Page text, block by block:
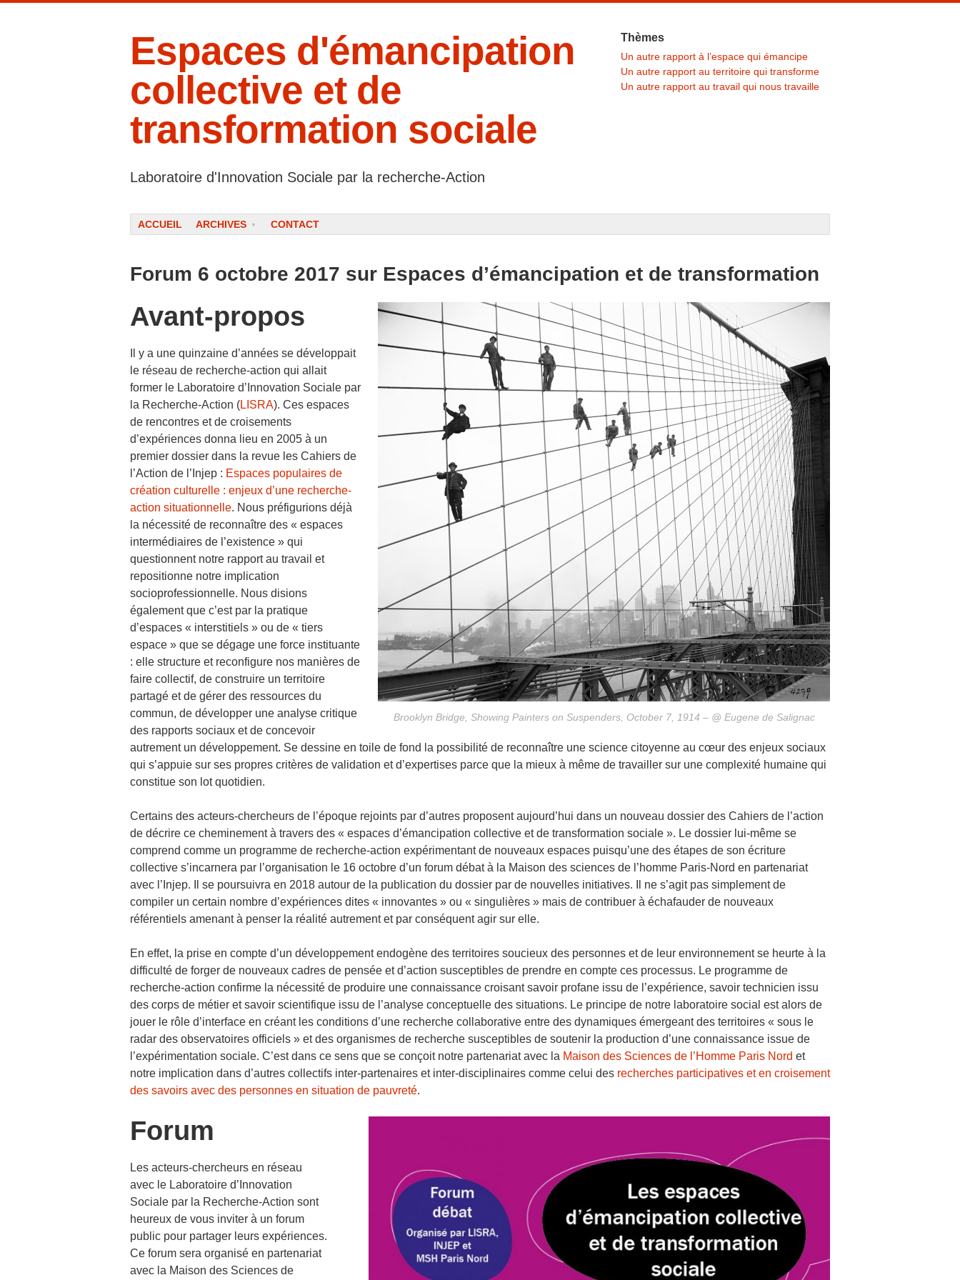
Espaces d'émancipation
collective et de
transformation sociale
Laboratoire d'Innovation Sociale par la recherche-Action
Thèmes
Un autre rapport à l’espace qui émancipe
Un autre rapport au territoire qui transforme
Un autre rapport au travail qui nous travaille
Menu
ALLER AU CONTENU
ACCUEIL ARCHIVES CONTACT
Forum 6 octobre 2017 sur Espaces d’émancipation et de transformation
Brooklyn Bridge, Showing Painters on Suspenders, October 7, 1914 – @ Eugene de Salignac
Avant-propos
Il y a une quinzaine d’années se développait
le réseau de recherche-action qui allait
former le Laboratoire d’Innovation Sociale par
la Recherche-Action (LISRA). Ces espaces
de rencontres et de croisements
d’expériences donna lieu en 2005 à un
premier dossier dans la revue les Cahiers de
l’Action de l’Injep : Espaces populaires de
création culturelle : enjeux d’une recherche-
action situationnelle. Nous préfigurions déjà
la nécessité de reconnaître des « espaces
intermédiaires de l’existence » qui
questionnent notre rapport au travail et
repositionne notre implication
socioprofessionnelle. Nous disions
également que c’est par la pratique
d’espaces « interstitiels » ou de « tiers
espace » que se dégage une force instituante
: elle structure et reconfigure nos manières de
faire collectif, de construire un territoire
partagé et de gérer des ressources du
commun, de développer une analyse critique
des rapports sociaux et de concevoir
autrement un développement. Se dessine en toile de fond la possibilité de reconnaître une science citoyenne au cœur des enjeux sociaux
qui s’appuie sur ses propres critères de validation et d’expertises parce que la mieux à même de travailler sur une complexité humaine qui
constitue son lot quotidien.
Certains des acteurs-chercheurs de l’époque rejoints par d’autres proposent aujourd’hui dans un nouveau dossier des Cahiers de l’action
de décrire ce cheminement à travers des « espaces d’émancipation collective et de transformation sociale ». Le dossier lui-même se
comprend comme un programme de recherche-action expérimentant de nouveaux espaces puisqu’une des étapes de son écriture
collective s’incarnera par l’organisation le 16 octobre d’un forum débat à la Maison des sciences de l’homme Paris-Nord en partenariat
avec l’Injep. Il se poursuivra en 2018 autour de la publication du dossier par de nouvelles initiatives. Il ne s’agit pas simplement de
compiler un certain nombre d’expériences dites « innovantes » ou « singulières » mais de contribuer à échafauder de nouveaux
référentiels amenant à penser la réalité autrement et par conséquent agir sur elle.
En effet, la prise en compte d’un développement endogène des territoires soucieux des personnes et de leur environnement se heurte à la
difficulté de forger de nouveaux cadres de pensée et d’action susceptibles de prendre en compte ces processus. Le programme de
recherche-action confirme la nécessité de produire une connaissance croisant savoir profane issu de l’expérience, savoir technicien issu
des corps de métier et savoir scientifique issu de l’analyse conceptuelle des situations. Le principe de notre laboratoire social est alors de
jouer le rôle d’interface en créant les conditions d’une recherche collaborative entre des dynamiques émergeant des territoires « sous le
radar des observatoires officiels » et des organismes de recherche susceptibles de soutenir la production d’une connaissance issue de
l’expérimentation sociale. C’est dans ce sens que se conçoit notre partenariat avec la Maison des Sciences de l’Homme Paris Nord et
notre implication dans d’autres collectifs inter-partenaires et inter-disciplinaires comme celui des recherches participatives et en croisement
des savoirs avec des personnes en situation de pauvreté.
Forum
Les acteurs-chercheurs en réseau
avec le Laboratoire d’Innovation
Sociale par la Recherche-Action sont
heureux de vous inviter à un forum
public pour partager leurs expériences.
Ce forum sera organisé en partenariat
avec la Maison des Sciences de